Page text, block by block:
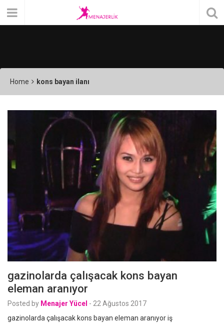
Home kons bayan ilanı
gazinolarda çalışacak kons bayan
eleman aranıyor
Posted by Menajer Yücel - 22 Ağustos 2017
gazinolarda çalışacak kons bayan eleman aranıyor iş